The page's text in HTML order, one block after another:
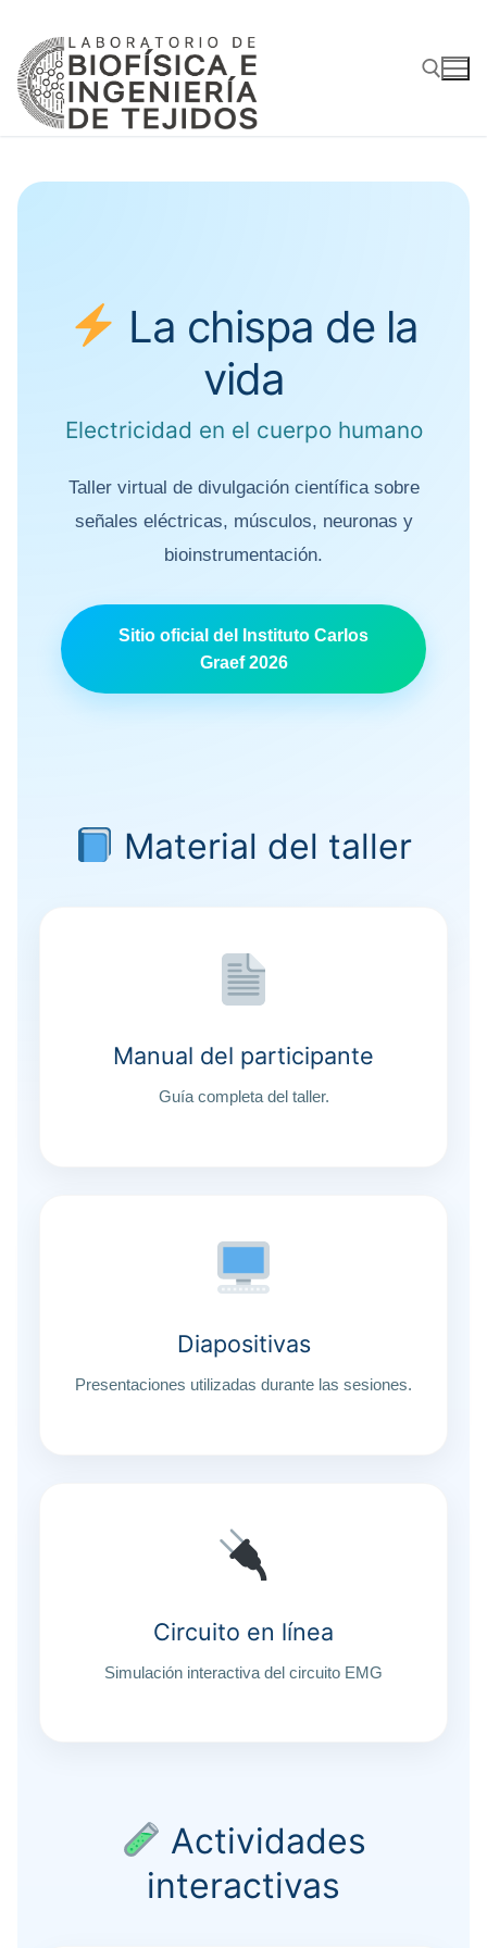
contenido
La chispa de la
vida
Electricidad en el cuerpo humano
Taller virtual de divulgación científica sobre
señales eléctricas, músculos, neuronas y
bioinstrumentación.
Sitio oficial del Instituto Carlos
Graef 2026
Material del taller
Manual del participante
Guía completa del taller.
Diapositivas
Presentaciones utilizadas durante las sesiones.
Circuito en línea
Simulación interactiva del circuito EMG
Actividades
interactivas